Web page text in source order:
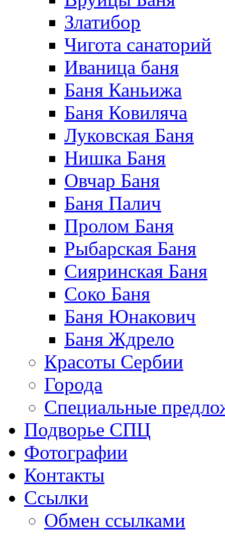
Златибор
Чигота санаторий
Иваница баня
Баня Каньижа
Баня Ковиляча
Луковская Баня
Нишка Баня
Овчар Баня
Баня Палич
Пролом Баня
Рыбарская Баня
Сияринская Баня
Соко Баня
Баня Юнакович
Баня Ждрело
Красоты Сербии
Города
Специальные
Подворье СПЦ
Фотографии
Контакты
Ссылки
Обмен ссылками